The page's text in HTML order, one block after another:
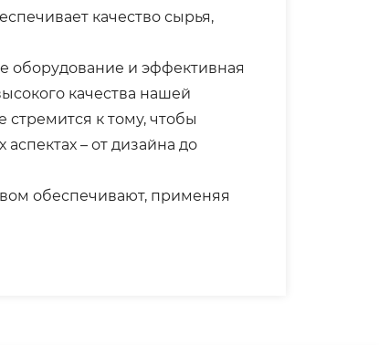
качество сырья,
оборудование и эффективная
качества нашей
к тому, чтобы
– от дизайна до
обеспечивают, применяя